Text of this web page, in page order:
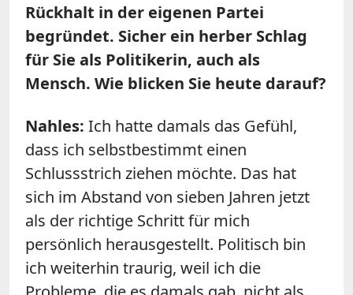
Rückhalt in der eigenen Partei
begründet. Sicher ein herber Schlag
für Sie als Politikerin, auch als
Mensch. Wie blicken Sie heute darauf?
Nahles: Ich hatte damals das Gefühl,
dass ich selbstbestimmt einen
Schlussstrich ziehen möchte. Das hat
sich im Abstand von sieben Jahren jetzt
als der richtige Schritt für mich
persönlich herausgestellt. Politisch bin
ich weiterhin traurig, weil ich die